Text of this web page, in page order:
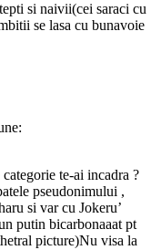
si naivii(cei saraci cu
se lasa cu bunavoie
te-ai incadra ?
pseudonimului ,
si var cu Jokeru’
putin bicarbonaaat pt
picture)Nu visa la